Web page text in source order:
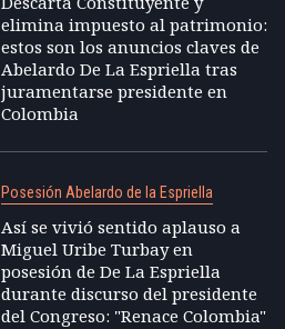
elimina impuesto al patrimonio:
estos son los anuncios claves de
Abelardo De La Espriella tras
juramentarse presidente en
Colombia
Posesión Abelardo de la Espriella
Así se vivió sentido aplauso a
Miguel Uribe Turbay en
posesión de De La Espriella
durante discurso del presidente
del Congreso: "Renace Colombia"